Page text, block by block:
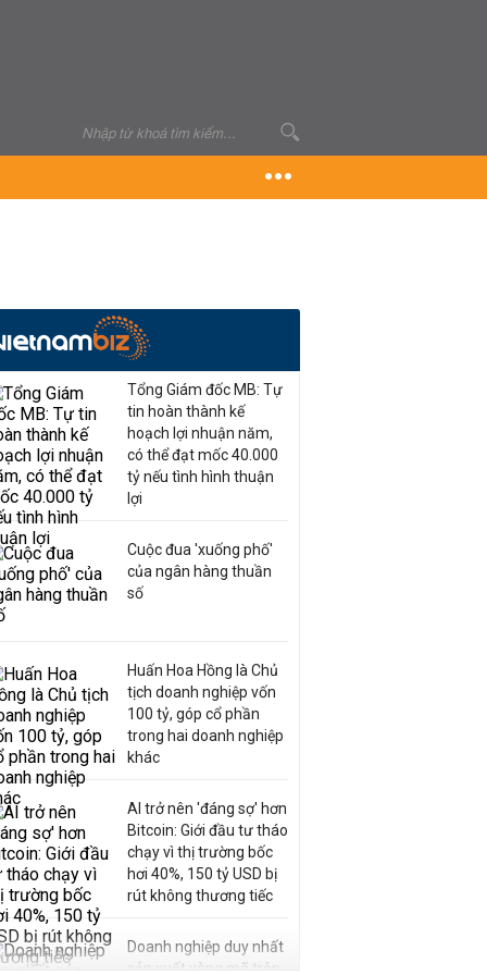
Tổng Giám đốc MB: Tự
tin hoàn thành kế
hoạch lợi nhuận năm,
có thể đạt mốc 40.000
tỷ nếu tình hình thuận
lợi
Cuộc đua 'xuống phố'
của ngân hàng thuần
số
Huấn Hoa Hồng là Chủ
tịch doanh nghiệp vốn
100 tỷ, góp cổ phần
trong hai doanh nghiệp
khác
AI trở nên 'đáng sợ' hơn
Bitcoin: Giới đầu tư tháo
chạy vì thị trường bốc
hơi 40%, 150 tỷ USD bị
rút không thương tiếc
Doanh nghiệp duy nhất
sản xuất vàng mã trên